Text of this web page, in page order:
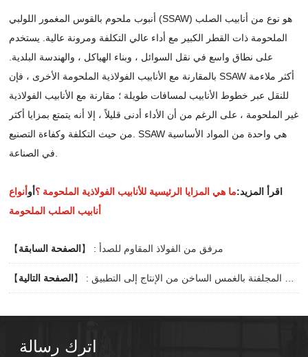
أنبوب ملحوم بالقوس المغمور اللولبي (SSAW) هو نوع من أنابيب الصلب
الملحومة ذات القطر الكبير مع أداء عالي التكلفة ومرونة عالية. يستخدم
على نطاق واسع في نقل السوائل ، وبناء الهياكل ، والهندسة البلدية.
بالمقارنة مع الأنابيب الفولاذية الملحومة الأخرى ، فإن SSAW أكثر ملاءمة
للنقل عبر خطوط الأنابيب لمسافات طويلة ؛ مقارنة مع الأنابيب الفولاذية
غير الملحومة ، على الرغم من أن الأداء أدنى قليلاً ، إلا أنه يتمتع بمزايا أكثر
من حيث التكلفة وكفاءة التصنيع. SSAW هي واحدة من المواد الأساسية
اقرأ المزيد:ما هي المزايا الرئيسية للأنابيب الفولاذية الملحومة ؟ أو أنواع
أنابيب الصلب الملحومة
【الصفحة السابقة 】 : مرفق من الفولاذ المقاوم للصدأ
【الصفحة التالية 】 : فك تشفير العملية الكاملة للأنابيب الفولاذية المجلفنة بالغمس الساخن من الإنتاج إلى التطبيق
اترك رسالة